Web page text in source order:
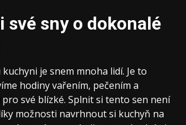
své sny o dokonalé
je snem mnoha lidí. Je to
hodiny vařením, pečením a
své blízké. Splnit si tento sen není
možnosti navrhnout si kuchyň na